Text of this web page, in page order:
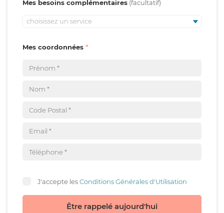
Mes besoins complémentaires
choisissez un service
Mes coordonnées
J'accepte lesConditions Générales d'Utilisation
Être rappelé aujourd'hui